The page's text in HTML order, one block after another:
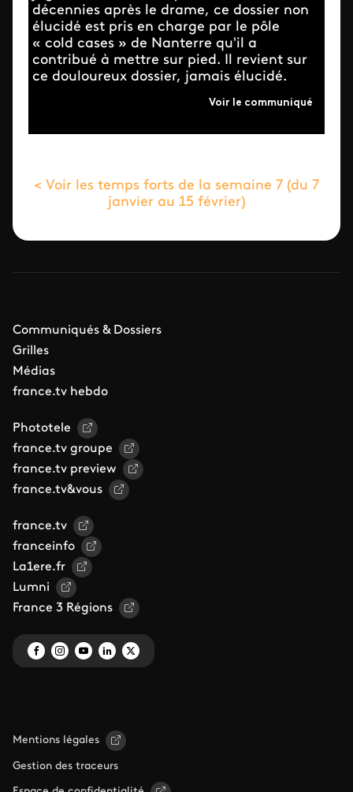
décennies après le drame, ce dossier non
élucidé est pris en charge par le pôle
« cold cases » de Nanterre qu'il a
contribué à mettre sur pied. Il revient sur
ce douloureux dossier, jamais élucidé.
Voir le communiqué
< Voir les temps forts de la semaine 7 (du 7
janvier au 15 février)
Communiqués & Dossiers
Grilles
Médias
france.tv hebdo
Phototele
france.tv groupe
france.tv preview
france.tv&vous
france.tv
franceinfo
La1ere.fr
Lumni
France 3 Régions
Mentions légales
Gestion des traceurs